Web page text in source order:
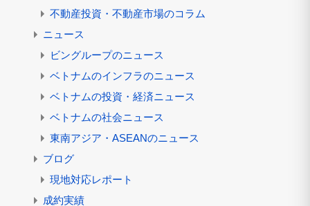
不動産投資・不動産市場のコラム
ニュース
ビングループのニュース
ベトナムのインフラのニュース
ベトナムの投資・経済ニュース
ベトナムの社会ニュース
東南アジア・ASEANのニュース
ブログ
現地対応レポート
成約実績